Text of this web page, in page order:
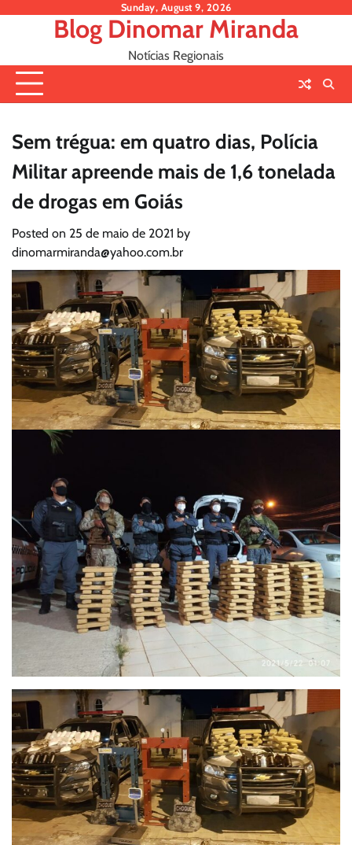
Sunday, August 9, 2026
Blog Dinomar Miranda
Notícias Regionais
Sem trégua: em quatro dias, Polícia
Militar apreende mais de 1,6 tonelada
de drogas em Goiás
Posted on 25 de maio de 2021 by
dinomarmiranda@yahoo.com.br